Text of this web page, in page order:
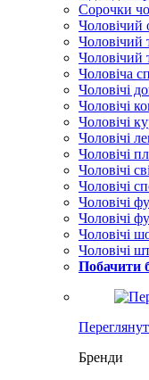
Сорочки
Чоловічий
Чоловічий
Чоловічий
Чоловіча
Чоловічі
Чоловічі
Чоловічі
Чоловічі
Чоловічі
Чоловічі
Чоловічі
Чоловічі
Чоловічі
Чоловічі
Чоловічі
Побачити
Бренди